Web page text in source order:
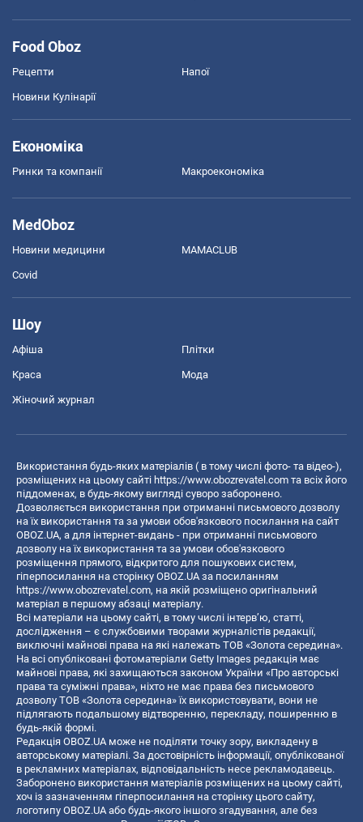
Food Oboz
Рецепти Напої
Новини Кулінарії
Економіка
Ринки та компанії Макроекономіка
MedOboz
Новини медицини MAMACLUB
Covid
Шоу
Афіша Плітки
Краса Мода
Жіночий журнал
Використання будь-яких матеріалів ( в тому числі фото- та відео-),
розміщених на цьому сайті https://www.obozrevatel.com та всіх його
піддоменах, в будь-якому вигляді суворо заборонено.
Дозволяється використання при отриманні письмового дозволу
на їх використання та за умови обов'язкового посилання на сайт
OBOZ.UA, а для інтернет-видань - при отриманні письмового
дозволу на їх використання та за умови обов'язкового
розміщення прямого, відкритого для пошукових систем,
гіперпосилання на сторінку OBOZ.UA за посиланням
https://www.obozrevatel.com, на якій розміщено оригінальний
матеріал в першому абзаці матеріалу.
Всі матеріали на цьому сайті, в тому числі інтерв’ю, статті,
дослідження – є службовими творами журналістів редакції,
виключні майнові права на які належать ТОВ «Золота середина».
На всі опубліковані фотоматеріали Getty Images редакція має
майнові права, які захищаються законом України «Про авторські
права та суміжні права», ніхто не має права без письмового
дозволу ТОВ «Золота середина» їх використовувати, вони не
підлягають подальшому відтворенню, перекладу, поширенню в
будь-якій формі.
Редакція OBOZ.UA може не поділяти точку зору, викладену в
авторському матеріалі. За достовірність інформації, опублікованої
в рекламних матеріалах, відповідальність несе рекламодавець.
Заборонено використання матеріалів розміщених на цьому сайті,
хоч із зазначенням гіперпосилання на сторінку цього сайту,
логотипу OBOZ.UA або будь-якого іншого згадування, але без